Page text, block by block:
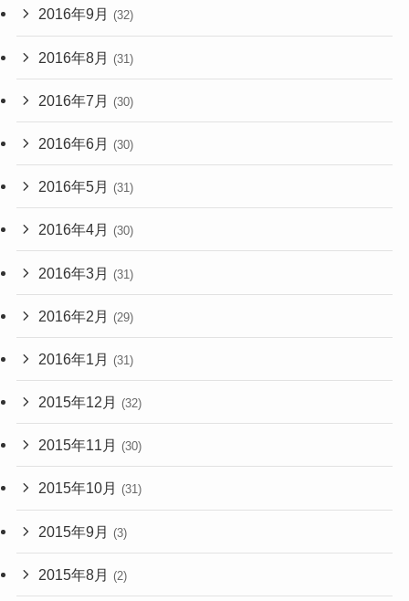
2016年9月 (32)
2016年8月 (31)
2016年7月 (30)
2016年6月 (30)
2016年5月 (31)
2016年4月 (30)
2016年3月 (31)
2016年2月 (29)
2016年1月 (31)
2015年12月 (32)
2015年11月 (30)
2015年10月 (31)
2015年9月 (3)
2015年8月 (2)